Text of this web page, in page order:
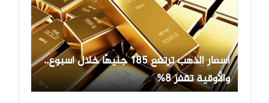
أسعار الذهب ترتفع 185 جنيهًا خلال أسبوع..
والأوقية تقفز 8%